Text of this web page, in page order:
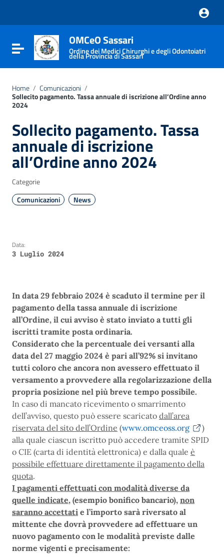
Vai al footer
Attiva / disattiva la navigazione
OMCeO Sassari
Ordine dei Medici Chirurghi e degli Odontoiatri
della Provincia di Sassari
Home / Comunicazioni /
Sollecito pagamento. Tassa annuale di iscrizione all’Ordine anno
2024
Sollecito pagamento. Tassa
annuale di iscrizione
all’Ordine anno 2024
Categorie
Comunicazioni
News
Data:
3 Luglio 2024
In data 29 febbraio 2024 è scaduto il termine per il
pagamento della tassa annuale di iscrizione
all’Ordine, il cui avviso è stato inviato a tutti gli
iscritti tramite posta ordinaria.
Considerato che la percentuale dei versanti alla
data del 27 maggio 2024 è pari all’92% si invitano
tutti coloro che ancora non avessero effettuato il
versamento a provvedere alla regolarizzazione della
propria posizione nel più breve tempo possibile.
In caso di mancato ricevimento o smarrimento
dell’avviso, questo può essere scaricato dall’area
riservata del sito dell’Ordine (www.omceoss.org
)
alla quale ciascun iscritto può accedere tramite SPID
o CIE (carta di identità elettronica) e dalla quale è
possibile effettuare direttamente il pagamento della
quota.
I pagamenti effettuati con modalità diverse da
quelle indicate, (esempio bonifico bancario), non
saranno accettati e l’importo sarà riversato al
mittente che dovrà provvedere ad effettuare un
nuovo pagamento con le modalità previste dalle
norme vigenti e precisamente: